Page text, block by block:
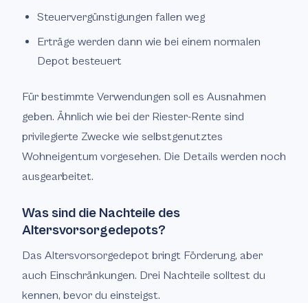
Steuervergünstigungen fallen weg
Erträge werden dann wie bei einem normalen
Depot besteuert
Für bestimmte Verwendungen soll es Ausnahmen
geben. Ähnlich wie bei der Riester-Rente sind
privilegierte Zwecke wie selbstgenutztes
Wohneigentum vorgesehen. Die Details werden noch
ausgearbeitet.
Was sind die Nachteile des
Altersvorsorgedepots?
Das Altersvorsorgedepot bringt Förderung, aber
auch Einschränkungen. Drei Nachteile solltest du
kennen, bevor du einsteigst.